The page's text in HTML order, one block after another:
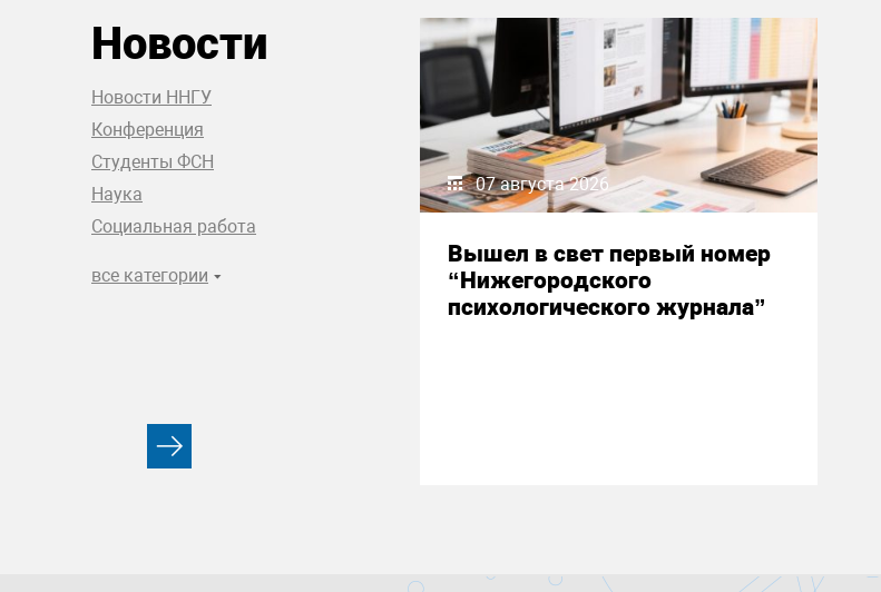
Новости
Новости ННГУ
Конференция
Студенты ФСН
Наука
Социальная работа
все категории
07 августа 2026
Вышел в свет первый номер
“Нижегородского
психологического журнала”